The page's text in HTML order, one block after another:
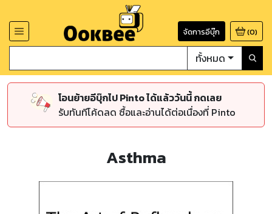
จัดการอีบุ๊ก (0)
ทั้งหมด
โอนย้ายอีบุ๊กไป Pinto ได้แล้ววันนี้ กดเลย
รับทันทีโค้ดลด ซื้อและอ่านได้ต่อเนื่องที่ Pinto
Asthma